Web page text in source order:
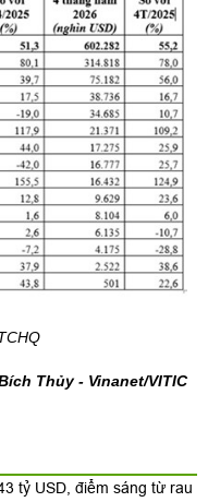
Thủy - Vinanet/VITIC
tỷ USD, điểm sáng từ rau